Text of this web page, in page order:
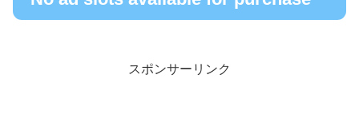
スポンサーリンク